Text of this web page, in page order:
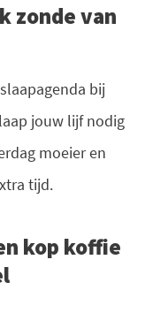
zonde van
bij
jouw lijf nodig
moeier en
tijd.
kop koffie